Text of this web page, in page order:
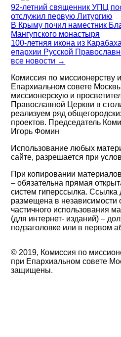
92-летний священник УПЦ
отслужил первую Литургию
В Крыму почил наместник
Мангупского монастыря
100-летняя икона из
епархии Русской
все новости →
Комиссия по миссионерству
Епархиальном совете
миссионерскую и
Православной Церкви в
реализуем ряд
проектов. Председатель
Игорь Фомин
Использование любых
сайте, разрешается при
При копировании
– обязательна прямая
систем гиперссылка.
размещена в независимости
частичного использования
(для интернет- изданий) –
подзаголовке или в первом
© 2019, Комиссия по
при Епархиальном совете
защищены.